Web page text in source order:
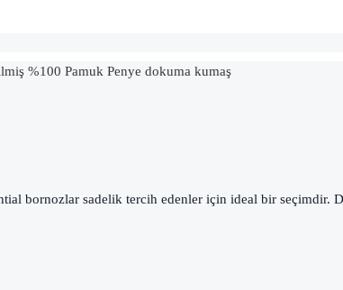
%100 Pamuk Penye dokuma kumaş
bornozlar sadelik tercih edenler için ideal bir seçimdir.